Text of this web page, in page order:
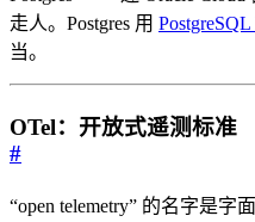
走人。Postgres 用 PostgreSQL
当。
OTel：开放式遥测标准
#
“open telemetry” 的名字是字